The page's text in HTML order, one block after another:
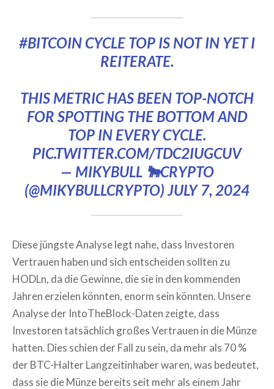
#BITCOIN CYCLE TOP IS NOT IN YET I
REITERATE.
THIS METRIC HAS BEEN TOP-NOTCH
FOR SPOTTING THE BOTTOM AND
TOP IN EVERY CYCLE.
PIC.TWITTER.COM/TDC2IUGCUV
— MIKYBULL 🐂CRYPTO
(@MIKYBULLCRYPTO)JULY 7, 2024
Diese jüngste Analyse legt nahe, dass Investoren
Vertrauen haben und sich entscheiden sollten zu
HODLn, da die Gewinne, die sie in den kommenden
Jahren erzielen könnten, enorm sein könnten. Unsere
Analyse der IntoTheBlock-Daten zeigte, dass
Investoren tatsächlich großes Vertrauen in die Münze
hatten. Dies schien der Fall zu sein, da mehr als 70 %
der BTC-Halter Langzeitinhaber waren, was bedeutet,
dass sie die Münze bereits seit mehr als einem Jahr